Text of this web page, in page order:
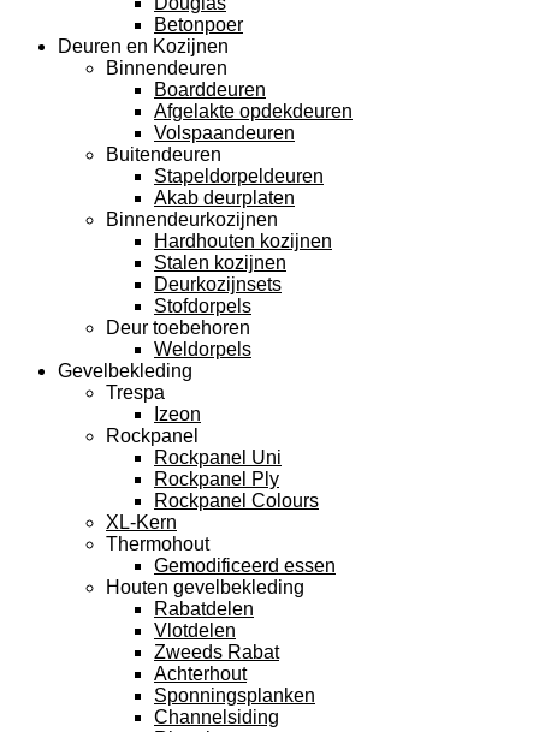
Betonpoer
Deuren en Kozijnen
Binnendeuren
Boarddeuren
Afgelakte opdekdeuren
Volspaandeuren
Buitendeuren
Stapeldorpeldeuren
Akab deurplaten
Binnendeurkozijnen
Hardhouten kozijnen
Stalen kozijnen
Deurkozijnsets
Stofdorpels
Deur toebehoren
Weldorpels
Gevelbekleding
Trespa
Izeon
Rockpanel
Rockpanel Uni
Rockpanel Ply
Rockpanel Colours
XL-Kern
Thermohout
Gemodificeerd essen
Houten gevelbekleding
Rabatdelen
Vlotdelen
Zweeds Rabat
Achterhout
Sponningsplanken
Channelsiding